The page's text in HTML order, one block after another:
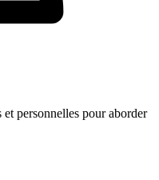
et personnelles pour aborder